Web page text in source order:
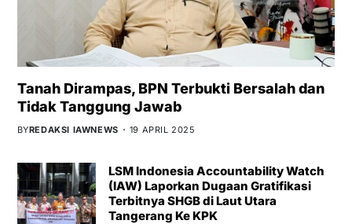
Tanah Dirampas, BPN Terbukti Bersalah dan
Tidak Tanggung Jawab
BYREDAKSI IAWNEWS 19 APRIL 2025
LSM Indonesia Accountability Watch
(IAW) Laporkan Dugaan Gratifikasi
Terbitnya SHGB di Laut Utara
Tangerang Ke KPK